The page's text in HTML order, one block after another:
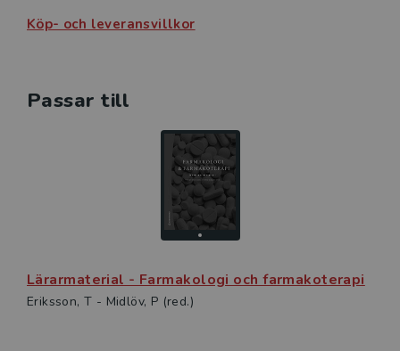
Köp- och leveransvillkor
Passar till
Lärarmaterial - Farmakologi och farmakoterapi
Eriksson, T - Midlöv, P (red.)